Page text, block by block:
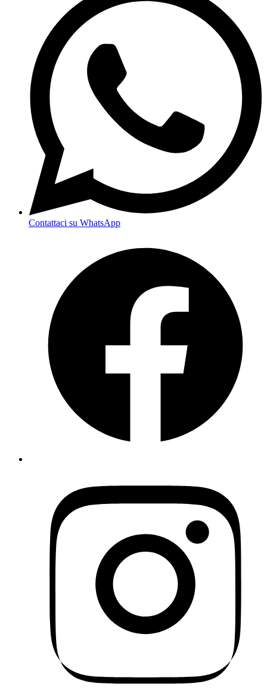
Contattaci su WhatsApp